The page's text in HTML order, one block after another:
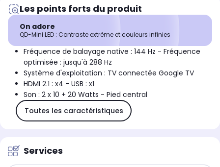
Les points forts du produit
On adore
QD-Mini LED : Contraste extrême et couleurs infinies
Fréquence de balayage native : 144 Hz - Fréquence
optimisée : jusqu'à 288 Hz
Système d'exploitation : TV connectée Google TV
HDMI 2.1 : x4 - USB : x1
Son : 2 x 10 + 20 Watts - Pied central
Toutes les caractéristiques
Services